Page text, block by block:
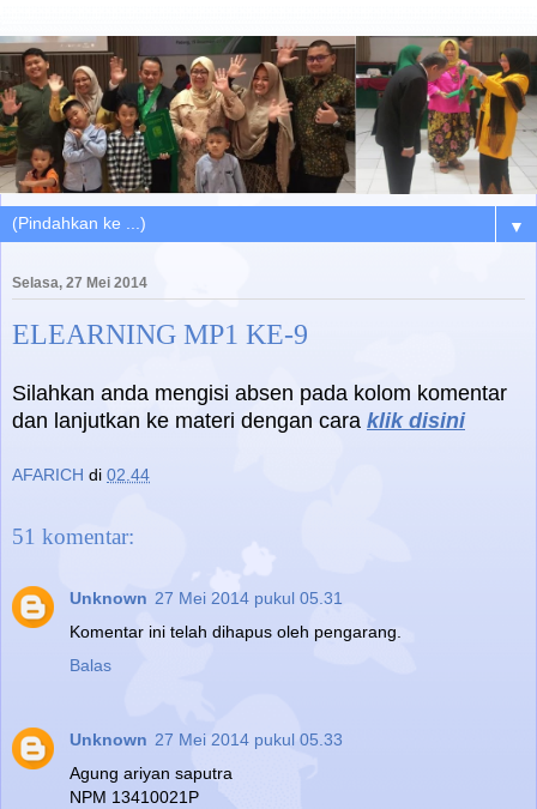
▼
Selasa, 27 Mei 2014
ELEARNING MP1 KE-9
Silahkan anda mengisi absen pada kolom komentar
dan lanjutkan ke materi dengan cara klik disini
AFARICH di 02.44
51 komentar:
Unknown 27 Mei 2014 pukul 05.31
Komentar ini telah dihapus oleh pengarang.
Balas
Unknown 27 Mei 2014 pukul 05.33
Agung ariyan saputra
NPM 13410021P